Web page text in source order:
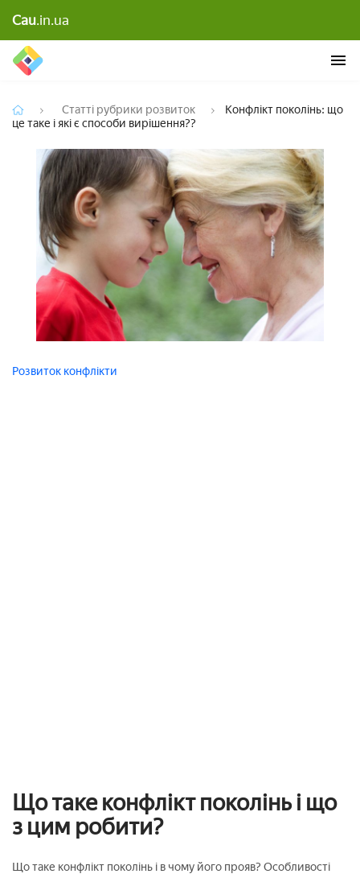
Cau.in.uaвирішення??
Статті рубрики розвиток
Конфлікт поколінь: що
це таке і які є способи вирішення??
Розвиток конфлікти
Що таке конфлікт поколінь і що
з цим робити?
Що таке конфлікт поколінь і в чому його прояв? Особливості